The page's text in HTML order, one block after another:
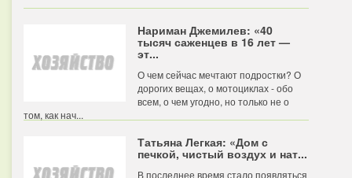
Нариман Джемилев: «40
тысяч саженцев в 16 лет —
эт...
О чем сейчас мечтают подростки? О
дорогих вещах, о мотоциклах - обо
всем, о чем угодно, но только не о
том, как нач...
Татьяна Легкая: «Дом с
печкой, чистый воздух и нат...
В последнее время стало появляться